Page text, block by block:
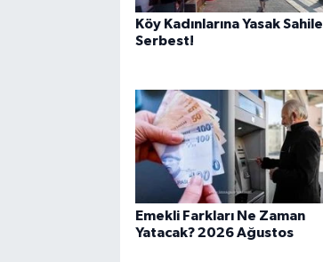
Köy Kadınlarına Yasak Sahile
Serbest!
Emekli Farkları Ne Zaman
Yatacak? 2026 Ağustos